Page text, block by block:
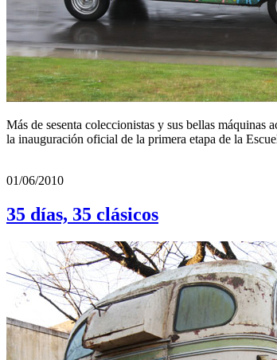
Más de sesenta coleccionistas y sus bellas
la inauguración oficial de la primera etapa de la
01/06/2010
35 días, 35 clásicos